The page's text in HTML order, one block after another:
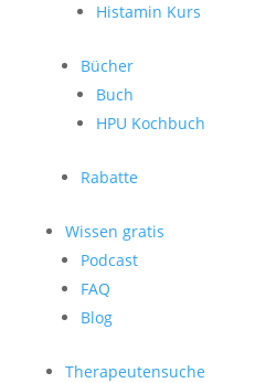
Histamin Kurs
Bücher
Buch
HPU Kochbuch
Rabatte
Wissen gratis
Podcast
FAQ
Blog
Therapeutensuche